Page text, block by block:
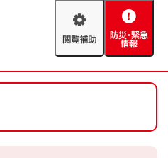
閲
助
防
緊
AED設置箇所